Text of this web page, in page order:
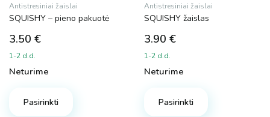
Antistresiniai žaislai
SQUISHY – pieno pakuotė
3.50 €
1-2 d.d.
Neturime
Pasirinkti
Antistresiniai žaislai
SQUISHY žaislas
3.90 €
1-2 d.d.
Neturime
Pasirinkti